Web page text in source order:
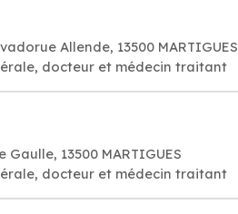
Allende, 13500 MARTIGUES
docteur et médecin traitant
13500 MARTIGUES
docteur et médecin traitant